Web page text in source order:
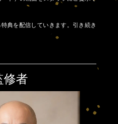
典を配信していきます。引き続き
修者